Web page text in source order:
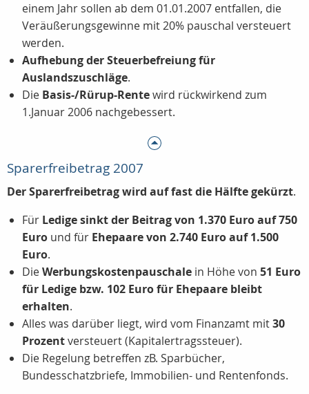
einem Jahr sollen ab dem 01.01.2007 entfallen, die
Veräußerungsgewinne mit 20% pauschal versteuert
werden.
Aufhebung der Steuerbefreiung für
Auslandszuschläge.
Die Basis-/Rürup-Rentewird rückwirkend zum
1.Januar 2006 nachgebessert.
Sparerfreibetrag 2007
Der Sparerfreibetrag wird auf fast die Hälfte gekürzt.
Für Ledige sinkt der Beitrag von 1.370 Euro auf 750
Euro und für Ehepaare von 2.740 Euro auf 1.500
Euro.
DieWerbungskostenpauschale in Höhe von 51 Euro
für Ledige bzw. 102 Euro für Ehepaare bleibt
erhalten.
Alles was darüber liegt, wird vom Finanzamt mit30
Prozentversteuert (Kapitalertragssteuer).
Die Regelung betreffen zB. Sparbücher,
Bundesschatzbriefe, Immobilien- und Rentenfonds.